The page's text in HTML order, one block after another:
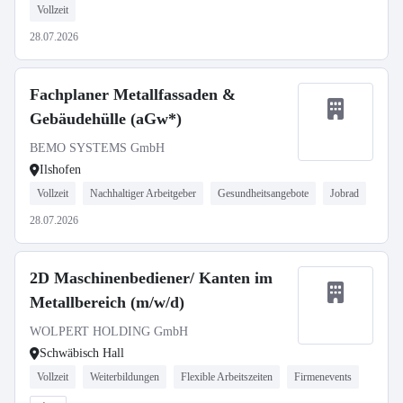
Vollzeit
28.07.2026
Fachplaner Metallfassaden &
Gebäudehülle (aGw*)
BEMO SYSTEMS GmbH
Ilshofen
Vollzeit Nachhaltiger Arbeitgeber Gesundheitsangebote Jobrad
28.07.2026
2D Maschinenbediener/ Kanten im
Metallbereich (m/w/d)
WOLPERT HOLDING GmbH
Schwäbisch Hall
Vollzeit Weiterbildungen Flexible Arbeitszeiten Firmenevents